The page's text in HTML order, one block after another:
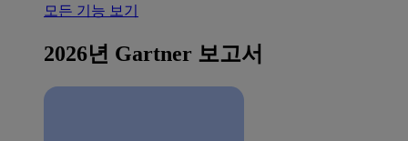
모든 기능 보기
2026년 Gartner 보고서